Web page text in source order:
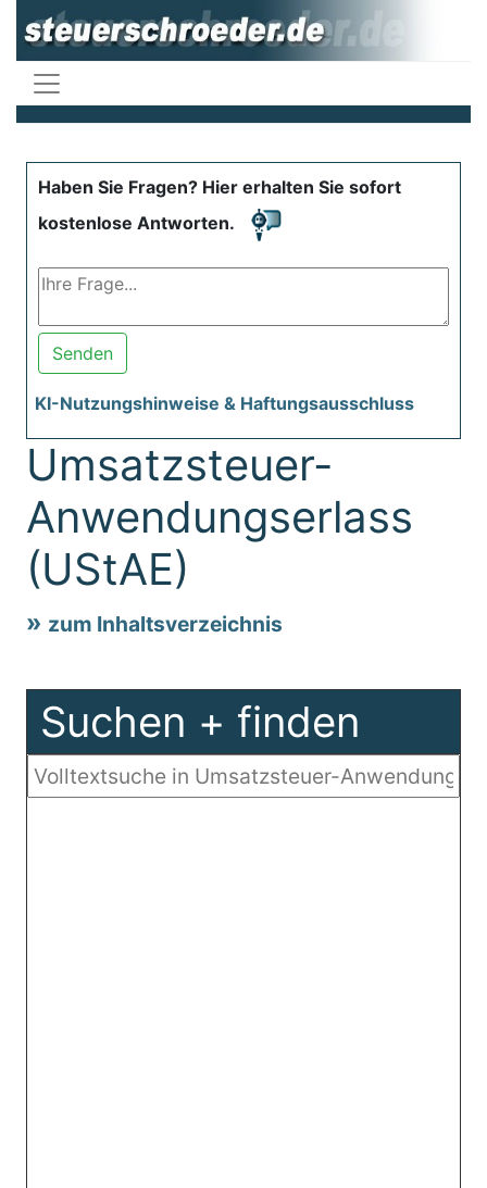
Haben Sie Fragen? Hier erhalten Sie sofort
kostenlose Antworten.
Senden
KI-Nutzungshinweise & Haftungsausschluss
Umsatzsteuer-
Anwendungserlass
(UStAE)
zum Inhaltsverzeichnis
Suchen + finden